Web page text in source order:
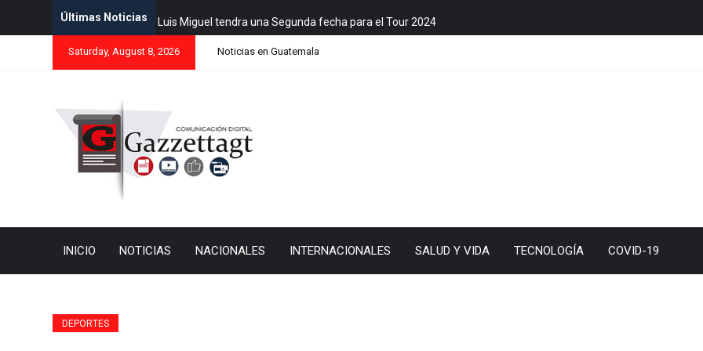
Últimas Noticias Luis Miguel tendra una Segunda fecha para el Tour 2024
Saturday, August 8, 2026 Noticias en Guatemala
INICIO NOTICIAS NACIONALES INTERNACIONALES SALUD Y VIDA TECNOLOGÍA COVID-19
DEPORTES